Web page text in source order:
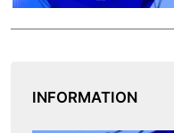
INFORMATION